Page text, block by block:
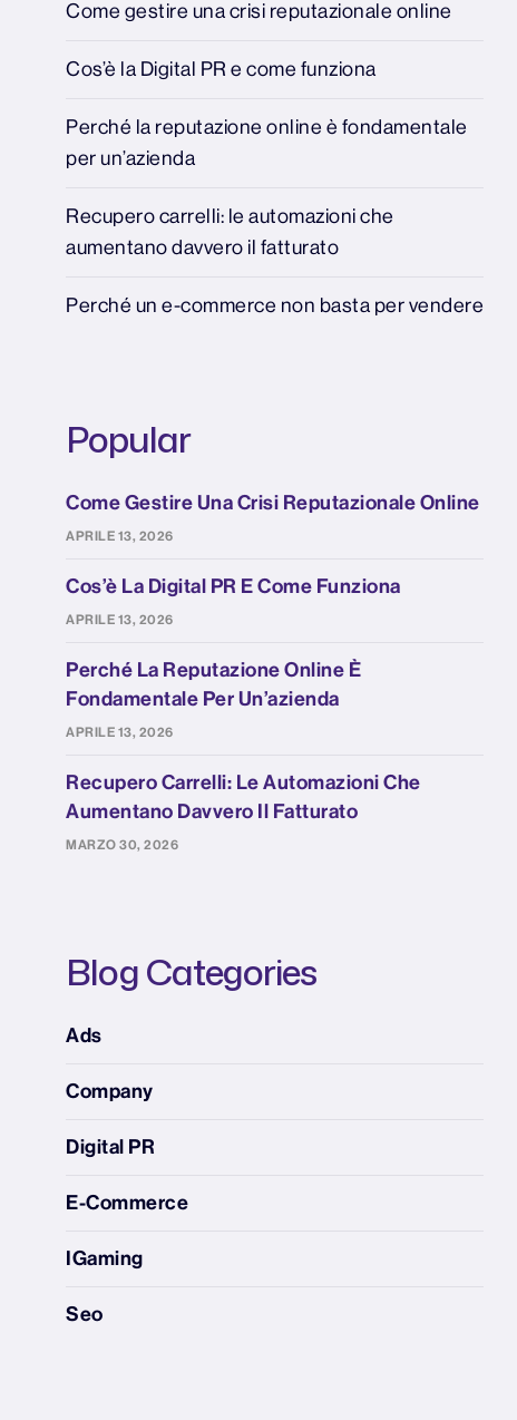
Come gestire una crisi reputazionale online
Cos’è la Digital PR e come funziona
Perché la reputazione online è fondamentale
per un’azienda
Recupero carrelli: le automazioni che
aumentano davvero il fatturato
Perché un e-commerce non basta per vendere
Popular
APRILE 13, 2026
Come Gestire Una Crisi Reputazionale Online
APRILE 13, 2026
Cos’è La Digital PR E Come Funziona
APRILE 13, 2026
Perché La Reputazione Online È
Fondamentale Per Un’azienda
MARZO 30, 2026
Recupero Carrelli: Le Automazioni Che
Aumentano Davvero Il Fatturato
Blog Categories
Ads
Company
Digital PR
E-Commerce
IGaming
Seo